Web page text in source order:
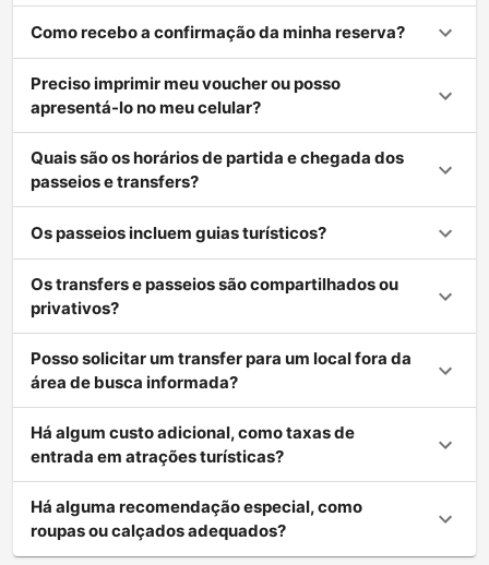
Como recebo a confirmação da minha reserva?
Preciso imprimir meu voucher ou posso
apresentá-lo no meu celular?
Quais são os horários de partida e chegada dos
passeios e transfers?
Os passeios incluem guias turísticos?
Os transfers e passeios são compartilhados ou
privativos?
Posso solicitar um transfer para um local fora da
área de busca informada?
Há algum custo adicional, como taxas de
entrada em atrações turísticas?
Há alguma recomendação especial, como
roupas ou calçados adequados?